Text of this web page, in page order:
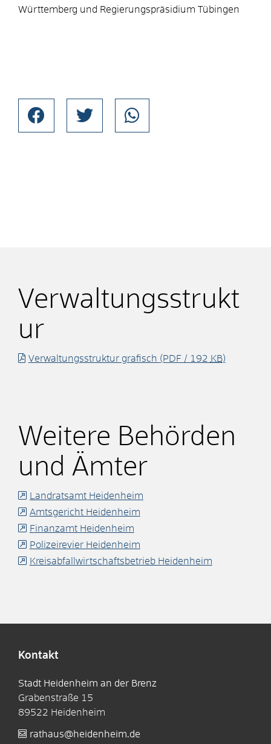
Württemberg und Regierungspräsidium Tübingen
Verwaltungsstrukt
ur
Verwaltungsstruktur grafisch (PDF / 192 KB)
Weitere Behörden
und Ämter
Landratsamt Heidenheim
Amtsgericht Heidenheim
Finanzamt Heidenheim
Polizeirevier Heidenheim
Kreisabfallwirtschaftsbetrieb Heidenheim
Kontakt
Stadt Heidenheim an der Brenz
Grabenstraße 15
89522 Heidenheim
rathaus@heidenheim.de